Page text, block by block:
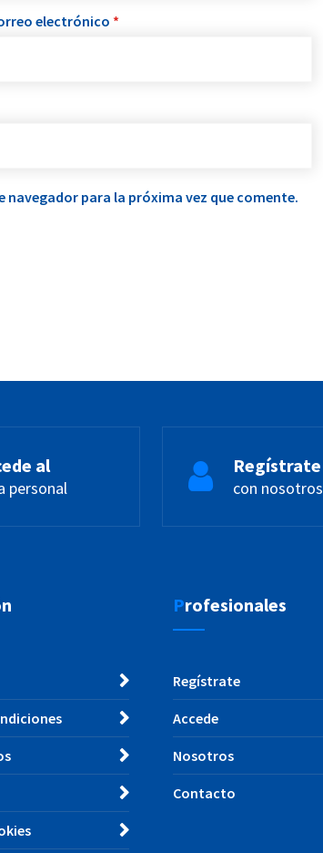
electrónico *
para la próxima vez que comente.
al
personal
Regístrate
con nosotros
Profesionales
Regístrate
Accede
Nosotros
Contacto